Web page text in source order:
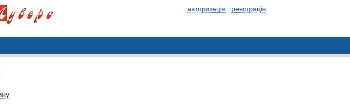
авторизація реєстрація